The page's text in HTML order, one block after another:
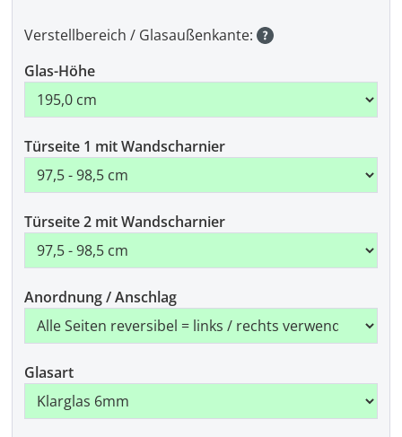
Verstellbereich / Glasaußenkante:
Glas-Höhe
Türseite 1 mit Wandscharnier
Türseite 2 mit Wandscharnier
Anordnung / Anschlag
Glasart